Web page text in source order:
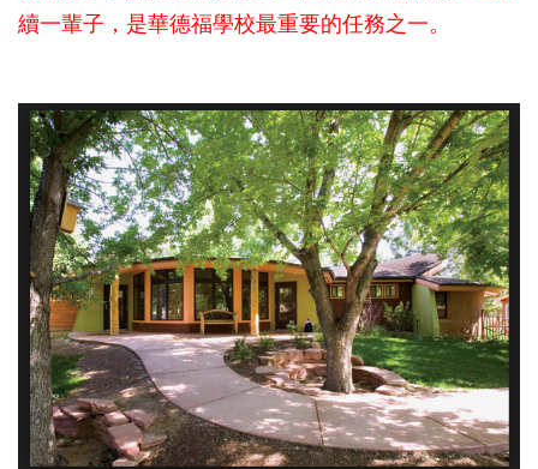
續一輩子，是華德福學校最重要的任務之一。